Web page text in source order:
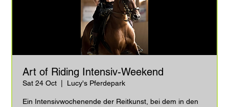
Art of Riding Intensiv-Weekend
Sat 24 Oct
  |
Lucy's Pferdepark
Ein Intensivwochenende der Reitkunst, bei dem in den